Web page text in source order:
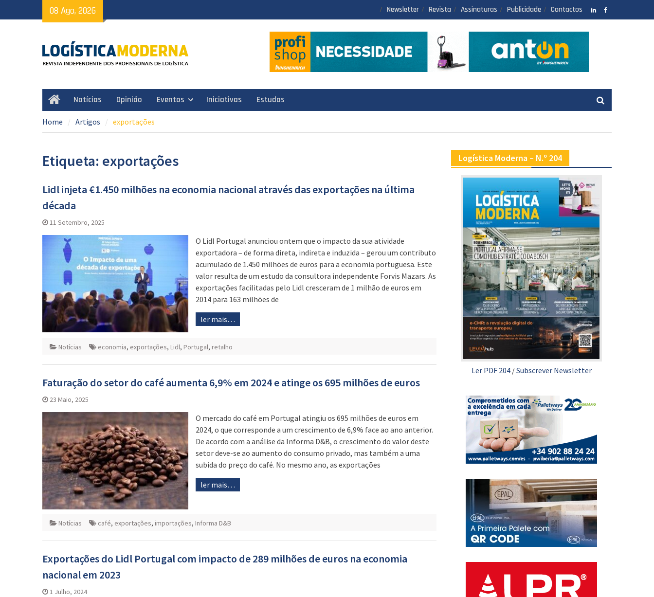
to
08 Ago, 2026 Newsletter Revista Assinaturas Publicidade Contactos
HomeNotícias Opinião Eventos Iniciativas Estudos
Home Artigos exportações
Etiqueta: exportações
Lidl injeta €1.450 milhões na economia nacional através das exportações na última
década
11 Setembro, 2025
O Lidl Portugal anunciou ontem que o impacto da sua atividade
exportadora – de forma direta, indireta e induzida – gerou um contributo
acumulado de 1.450 milhões de euros para a economia portuguesa. Este
valor resulta de um estudo da consultora independente Forvis Mazars. As
exportações facilitadas pelo Lidl cresceram de 1 milhão de euros em
2014 para 163 milhões de
ler mais…
Notícias economia, exportações, Lidl, Portugal, retalho
Faturação do setor do café aumenta 6,9% em 2024 e atinge os 695 milhões de euros
23 Maio, 2025
O mercado do café em Portugal atingiu os 695 milhões de euros em
2024, o que corresponde a um crescimento de 6,9% face ao ano anterior.
De acordo com a análise da Informa D&B, o crescimento do valor deste
setor deve-se ao aumento do consumo privado, mas também a uma
subida do preço do café. No mesmo ano, as exportações
ler mais…
Notícias café, exportações, importações, Informa D&B
Exportações do Lidl Portugal com impacto de 289 milhões de euros na economia
nacional em 2023
1 Julho, 2024
Logística Moderna – N.º 204
Ler PDF 204/Subscrever Newsletter